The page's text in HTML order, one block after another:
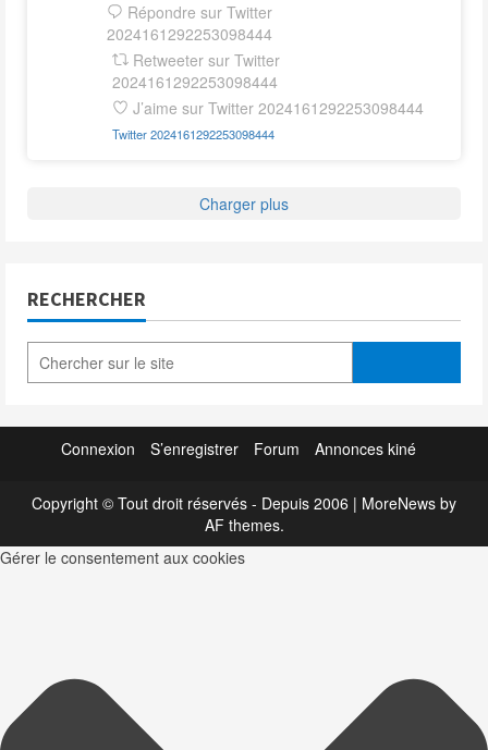
Répondre sur Twitter
2024161292253098444
Retweeter sur Twitter
2024161292253098444
J’aime sur Twitter 2024161292253098444
Twitter2024161292253098444
Charger plus
RECHERCHER
Connexion S’enregistrer Forum Annonces kiné
Copyright © Tout droit réservés - Depuis 2006 | MoreNews by
AF themes.
Gérer le consentement aux cookies